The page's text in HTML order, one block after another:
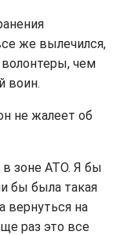
же вылечился,
чем
воин.
не жалеет об
зоне АТО. Я бы
бы была такая
вернуться на
раз это все